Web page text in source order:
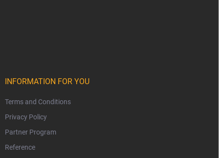
INFORMATION FOR YOU
Terms and Conditions
Privacy Policy
Partner Program
Reference